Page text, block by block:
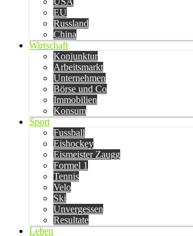
EU
Russland
China
Wirtschaft
Konjunktur
Arbeitsmarkt
Unternehmen
Börse und Co
Immobilien
Konsum
Sport
Fussball
Eishockey
Eismeister Zaugg
Formel 1
Tennis
Velo
Ski
Unvergessen
Resultate
Leben